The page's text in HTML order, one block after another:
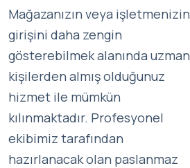
Mağazanızın veya işletmenizin
girişini daha zengin
gösterebilmek alanında uzman
kişilerden almış olduğunuz
hizmet ile mümkün
kılınmaktadır. Profesyonel
ekibimiz tarafından
hazırlanacak olan paslanmaz